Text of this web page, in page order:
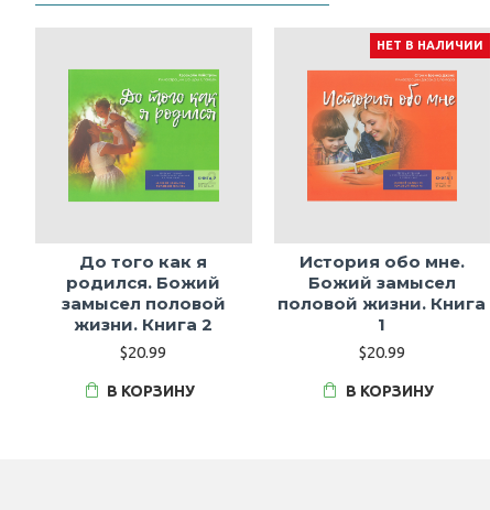
До того как я
родился. Божий
замысел половой
жизни. Книга 2
$20.99
В КОРЗИНУ
НЕТ В НАЛИЧИИ
История обо мне.
Божий замысел
половой жизни. Книга
1
$20.99
В КОРЗИНУ